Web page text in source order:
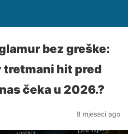
bez greške:
tretmani hit pred
čeka u 2026.?
8 mjeseci ago